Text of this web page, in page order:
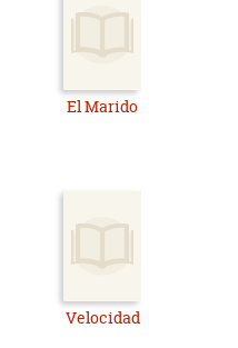
El Marido
Velocidad